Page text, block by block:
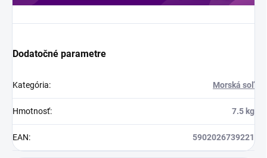
Dodatočné parametre
Kategória: Morská soľ
Hmotnosť: 7.5 kg
EAN: 5902026739221